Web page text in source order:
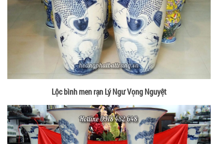
Lộc bình men rạn Lý Ngư Vọng Nguyệt